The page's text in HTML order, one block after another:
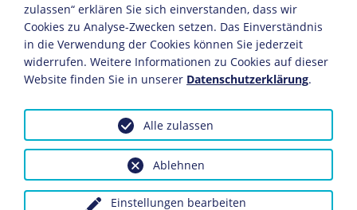
Heinrich Mann
Kurt Wolff Verlag
1. Auflage, Leipzig, 1918
Bildnachweis: Deutsches Historisches Museum,
Inv.-Nr.: R 60/852
Dieses Objekt ist eingebunden in folgende LeMO-Seite:
Literarische Strömungen der Jahrhundertwende
zulassen“ erklären Sie sich einverstanden, dass wir
Cookies zu Analyse-Zwecken setzen. Das Einverständnis
in die Verwendung der Cookies können Sie jederzeit
widerrufen. Weitere Informationen zu Cookies auf dieser
Website finden Sie in unserer Datenschutzerklärung.
Einstellungen bearbeiten
Ablehnen
Alle zulassen